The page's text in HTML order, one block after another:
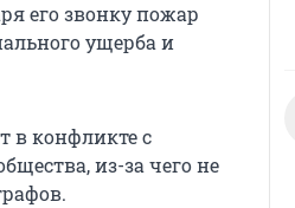
его звонку пожар
ущерба и
в конфликте с
из-за чего не